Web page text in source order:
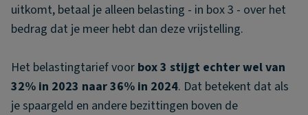
uitkomt, betaal je alleen belasting - in box 3 - over het
bedrag dat je meer hebt dan deze vrijstelling.
Het belastingtarief voor box 3 stijgt echter wel van
32% in 2023 naar 36% in 2024. Dat betekent dat als
je spaargeld en andere bezittingen boven de